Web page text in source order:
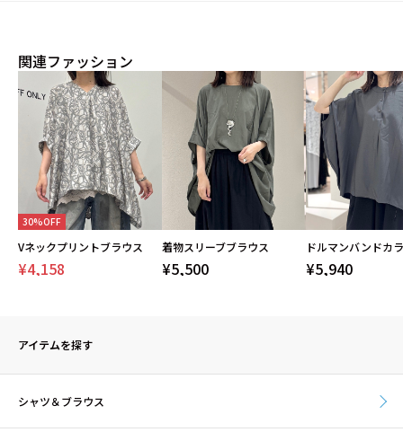
関連ファッション
30%OFF
Vネックプリントブラウス
¥4,158
着物スリーブブラウス
¥5,500 ¥5,940
アイテムを探す
シャツ＆ブラウス